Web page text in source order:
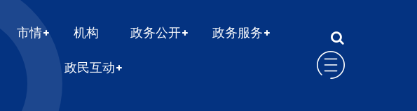
市情 机构 政务公开 政务服务
政民互动